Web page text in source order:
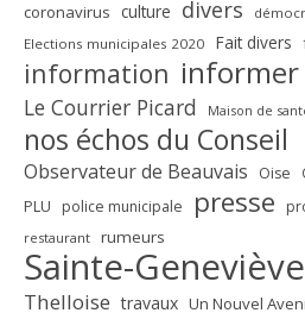
coronavirus culture divers
Elections municipales 2020 Fait divers
information informer
Le Courrier Picard Maison de
nos échos du Conseil
Observateur de Beauvais Oise
PLU police municipale presse
restaurant rumeurs
Sainte-
Thelloise travaux Un Nouvel